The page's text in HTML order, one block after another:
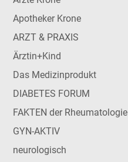
Apotheker Krone
ARZT & PRAXIS
Ärztin+Kind
Das Medizinprodukt
DIABETES FORUM
FAKTEN der Rheumatologie
GYN-AKTIV
neurologisch